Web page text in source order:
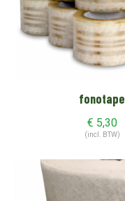
fonotape
€ 5,30
(incl. BTW)